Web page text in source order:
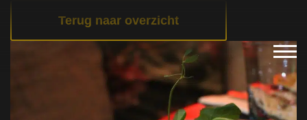
Terug naar overzicht